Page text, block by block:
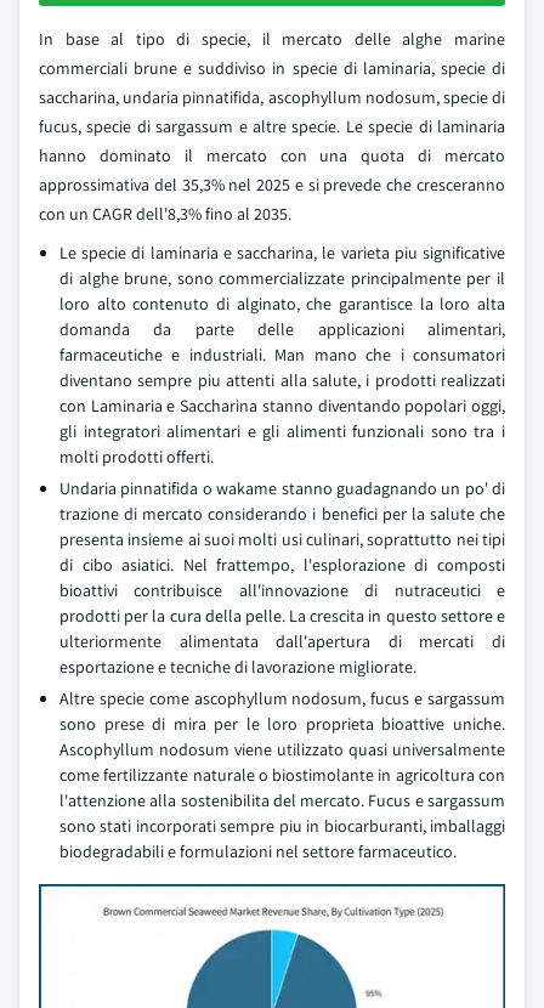
In base al tipo di specie, il mercato delle alghe marine
commerciali brune e suddiviso in specie di laminaria, specie di
saccharina, undaria pinnatifida, ascophyllum nodosum, specie di
fucus, specie di sargassum e altre specie. Le specie di laminaria
hanno dominato il mercato con una quota di mercato
approssimativa del 35,3% nel 2025 e si prevede che cresceranno
con un CAGR dell'8,3% fino al 2035.
Le specie di laminaria e saccharina, le varieta piu significative
di alghe brune, sono commercializzate principalmente per il
loro alto contenuto di alginato, che garantisce la loro alta
domanda da parte delle applicazioni alimentari,
farmaceutiche e industriali. Man mano che i consumatori
diventano sempre piu attenti alla salute, i prodotti realizzati
con Laminaria e Saccharina stanno diventando popolari oggi,
gli integratori alimentari e gli alimenti funzionali sono tra i
molti prodotti offerti.
Undaria pinnatifida o wakame stanno guadagnando un po' di
trazione di mercato considerando i benefici per la salute che
presenta insieme ai suoi molti usi culinari, soprattutto nei tipi
di cibo asiatici. Nel frattempo, l'esplorazione di composti
bioattivi contribuisce all'innovazione di nutraceutici e
prodotti per la cura della pelle. La crescita in questo settore e
ulteriormente alimentata dall'apertura di mercati di
esportazione e tecniche di lavorazione migliorate.
Altre specie come ascophyllum nodosum, fucus e sargassum
sono prese di mira per le loro proprieta bioattive uniche.
Ascophyllum nodosum viene utilizzato quasi universalmente
come fertilizzante naturale o biostimolante in agricoltura con
l'attenzione alla sostenibilita del mercato. Fucus e sargassum
sono stati incorporati sempre piu in biocarburanti, imballaggi
biodegradabili e formulazioni nel settore farmaceutico.